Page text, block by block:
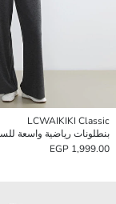
LCWAIKIKI Classic
1,999.00 EGP